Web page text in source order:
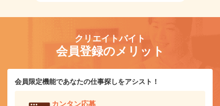
クリエイトバイト
会員登録のメリット
会員限定機能であなたの仕事探しをアシスト！
カンタン応募